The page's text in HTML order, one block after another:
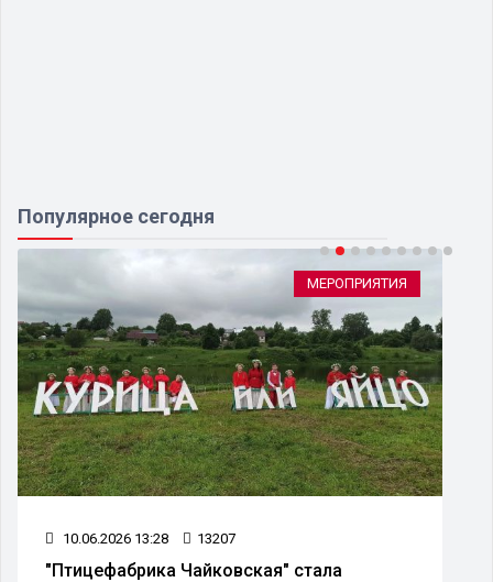
Популярное сегодня
МЕРОПРИЯТИЯ
10.06.2026 13:28 13207
"Птицефабрика Чайковская" стала